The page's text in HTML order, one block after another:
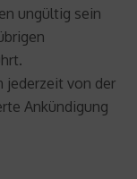
ungültig sein
jederzeit von der
Ankündigung